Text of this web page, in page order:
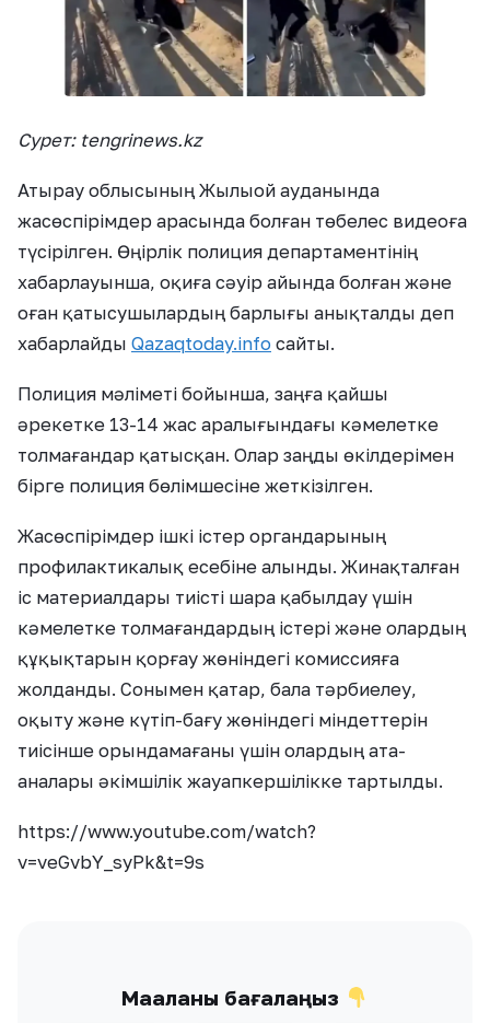
Сурет: tengrinews.kz
Атырау облысының Жылыой ауданында
жасөспірімдер арасында болған төбелес видеоға
түсірілген. Өңірлік полиция департаментінің
хабарлауынша, оқиға сәуір айында болған және
оған қатысушылардың барлығы анықталды деп
хабарлайды Qazaqtoday.info сайты.
Полиция мәліметі бойынша, заңға қайшы
әрекетке 13-14 жас аралығындағы кәмелетке
толмағандар қатысқан. Олар заңды өкілдерімен
бірге полиция бөлімшесіне жеткізілген.
Жасөспірімдер ішкі істер органдарының
профилактикалық есебіне алынды. Жинақталған
іс материалдары тиісті шара қабылдау үшін
кәмелетке толмағандардың істері және олардың
құқықтарын қорғау жөніндегі комиссияға
жолданды. Сонымен қатар, бала тәрбиелеу,
оқыту және күтіп-бағу жөніндегі міндеттерін
тиісінше орындамағаны үшін олардың ата-
аналары әкімшілік жауапкершілікке тартылды.
https://www.youtube.com/watch?
v=veGvbY_syPk&t=9s
Мақаланы бағалаңыз